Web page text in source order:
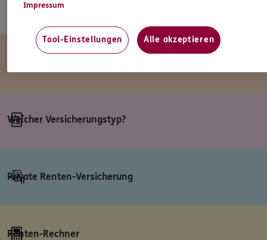
Für Ihre Freiheit im Ruhestand
Welcher Versicherungstyp?
Private Renten-Versicherung
Renten-Rechner
Impressum
Tool-Einstellungen Alle akzeptieren